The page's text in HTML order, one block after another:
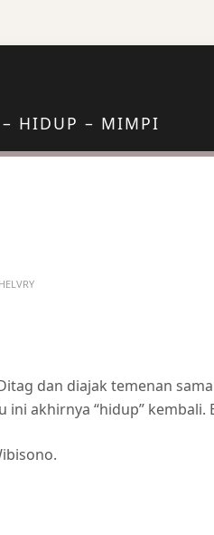
– HIDUP – MIMPI
HELVRY
dan diajak temenan
akhirnya “hidup” kembali.